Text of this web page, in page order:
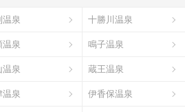
温泉 十勝川温泉
温泉 鳴子温泉
温泉 蔵王温泉
温泉 伊香保温泉